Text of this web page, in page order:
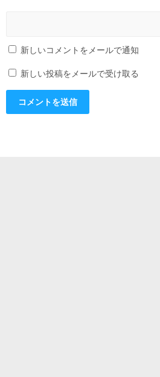
新しいコメントをメールで通知
新しい投稿をメールで受け取る